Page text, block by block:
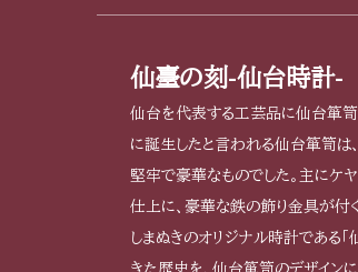
仙臺の刻-仙台時計-
仙台を代表する工芸品に仙台箪
に誕生したと言われる仙台箪笥は
堅牢で豪華なものでした。主にケ
仕上に、豪華な鉄の飾り金具が付
しまぬきのオリジナル時計である「